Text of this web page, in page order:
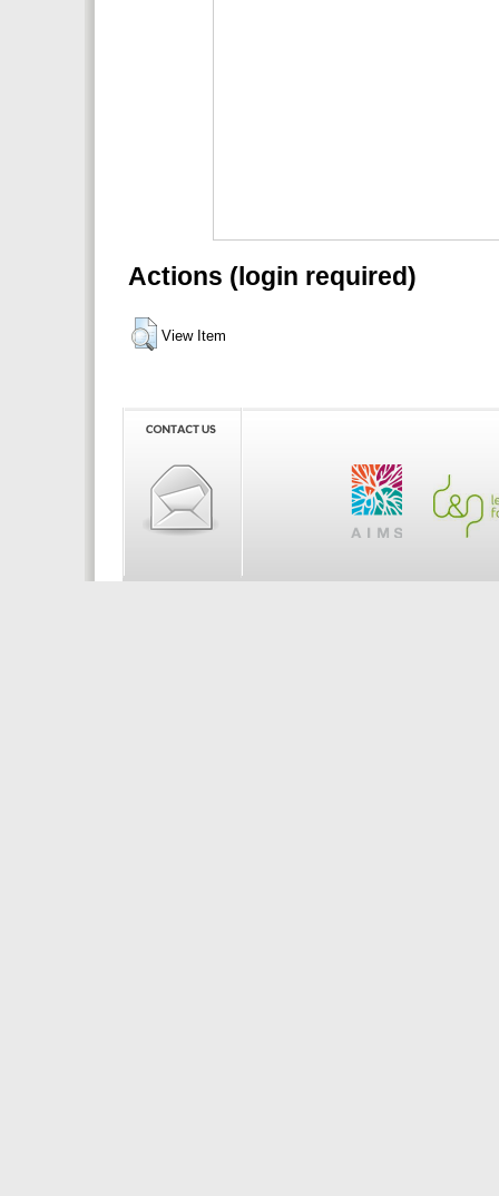
Actions (login required)
View Item